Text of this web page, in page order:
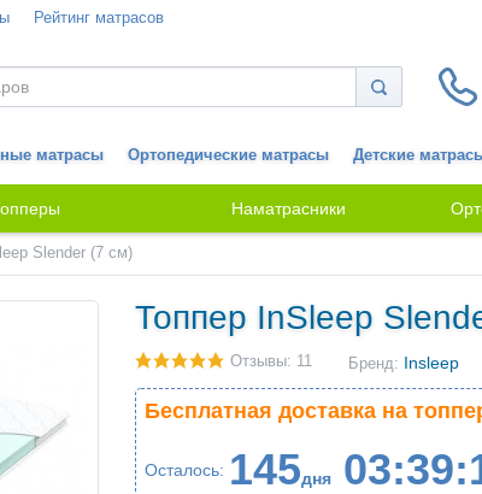
Рейтинг матрасов
матрасы Ортопедические матрасы Детские
Наматрасники
Slender (7 см)
Топпер InSleep
Отзывы: 11 Бренд: Insleep
Бесплатная доставка на
Осталось 145дня 03 39